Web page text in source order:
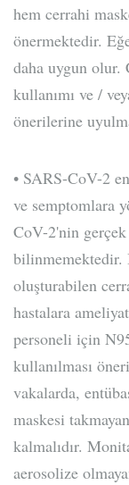
hem cerrahi
önermektedir.
daha uygun
kullanımı ve /
önerilerine
• SARS-CoV-2
ve semptomlara
CoV-2'nin
bilinmemektedir.
oluşturabilen
hastalara
personeli için
kullanılması
vakalarda,
maskesi
kalmalıdır.
aerosolize